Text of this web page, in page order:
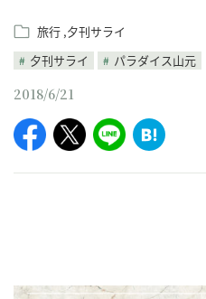
旅行 夕刊サライ
夕刊サライ
パラダイス山元
2018/6/21